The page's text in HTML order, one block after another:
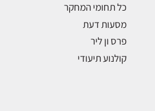
כל תחומי המחקר
מסעות דעת
פרס ון ליר
קולנוע תיעודי